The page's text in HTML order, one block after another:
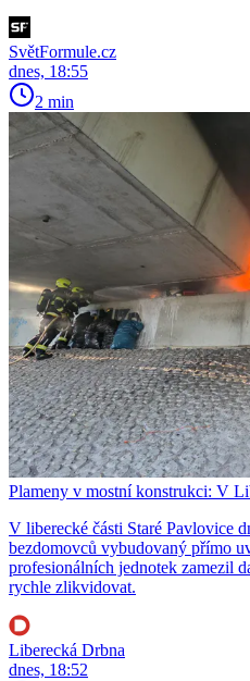
SvětFormule.cz
dnes, 18:55
2 min
Plameny v mostní konstrukci: V
V liberecké části Staré Pavlovice
bezdomovců vybudovaný přímo
profesionálních jednotek zamezil
rychle zlikvidovat.
Liberecká Drbna
dnes, 18:52